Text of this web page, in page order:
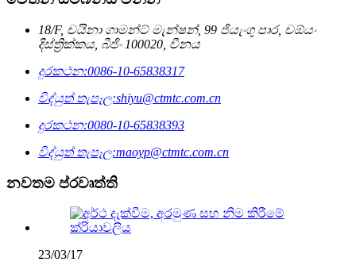
18/F, චයිනා ගාමන්ට් මැන්ෂන්, 99 ජියැංගු පාර, චඕයං
දිස්ත්‍රික්කය, බීජිං 100020, චීනය
දුරකථන:0086-10-65838317
විද්යුත් තැපෑල:shiyu@ctmtc.com.cn
දුරකථන:0080-10-65838393
විද්යුත් තැපෑල:maoyp@ctmtc.com.cn
නවතම ප්රවෘත්ති
23/03/17